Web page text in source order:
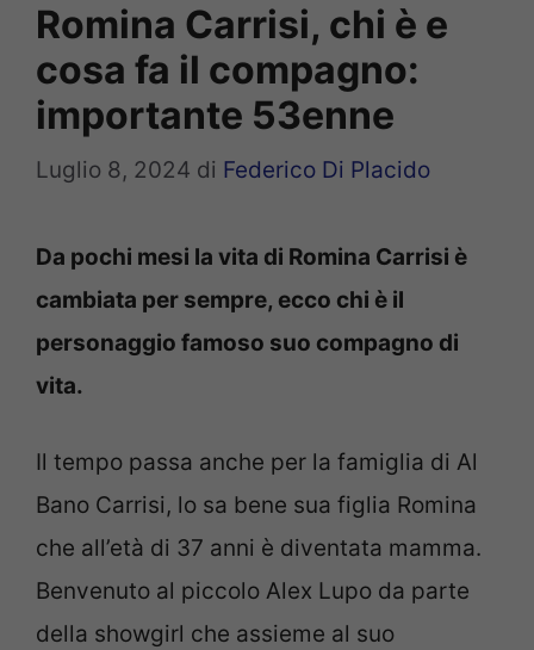
Romina Carrisi, chi è e
cosa fa il compagno:
importante 53enne
Luglio 8, 2024 di Federico Di Placido
Da pochi mesi la vita di Romina Carrisi è
cambiata per sempre, ecco chi è il
personaggio famoso suo compagno di
vita.
Il tempo passa anche per la famiglia di Al
Bano Carrisi, lo sa bene sua figlia Romina
che all’età di 37 anni è diventata mamma.
Benvenuto al piccolo Alex Lupo da parte
della showgirl che assieme al suo